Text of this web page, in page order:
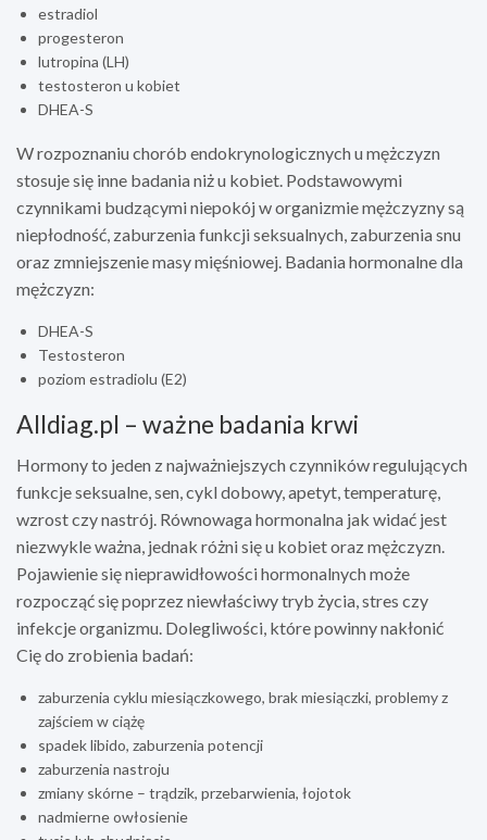
estradiol
progesteron
lutropina (LH)
testosteron u kobiet
DHEA-S
W rozpoznaniu chorób endokrynologicznych u mężczyzn
stosuje się inne badania niż u kobiet. Podstawowymi
czynnikami budzącymi niepokój w organizmie mężczyzny są
niepłodność, zaburzenia funkcji seksualnych, zaburzenia snu
oraz zmniejszenie masy mięśniowej. Badania hormonalne dla
mężczyzn:
DHEA-S
Testosteron
poziom estradiolu (E2)
Alldiag.pl – ważne badania krwi
Hormony to jeden z najważniejszych czynników regulujących
funkcje seksualne, sen, cykl dobowy, apetyt, temperaturę,
wzrost czy nastrój. Równowaga hormonalna jak widać jest
niezwykle ważna, jednak różni się u kobiet oraz mężczyzn.
Pojawienie się nieprawidłowości hormonalnych może
rozpocząć się poprzez niewłaściwy tryb życia, stres czy
infekcje organizmu. Dolegliwości, które powinny nakłonić
Cię do zrobienia badań:
zaburzenia cyklu miesiączkowego, brak miesiączki, problemy z
zajściem w ciążę
spadek libido, zaburzenia potencji
zaburzenia nastroju
zmiany skórne – trądzik, przebarwienia, łojotok
nadmierne owłosienie